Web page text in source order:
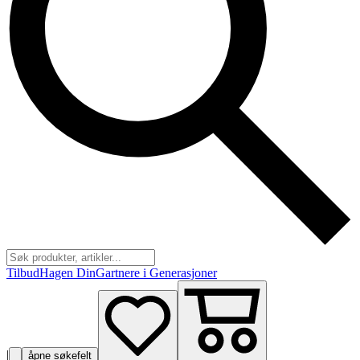
TilbudHagen DinGartnere i Generasjoner
| åpne søkefelt